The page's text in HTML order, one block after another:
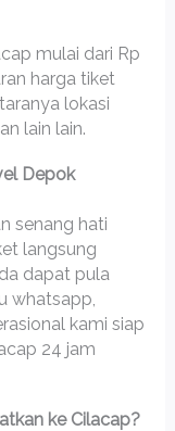
mulai dari Rp
harga tiket
lokasi
lain lain.
Depok
senang hati
langsung
dapat pula
whatsapp,
kami siap
24 jam
ke Cilacap?